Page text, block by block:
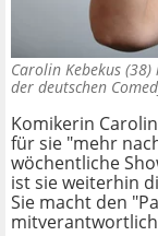
Carolin Kebekus
der deutschen
Komikerin
für sie "mehr
wöchentliche
ist sie weiterhin
Sie macht den